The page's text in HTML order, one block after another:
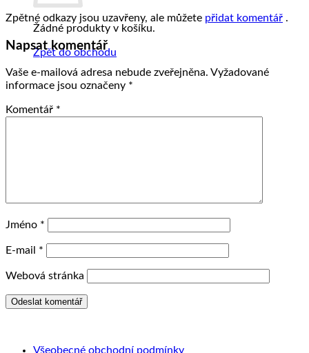
Žádné produkty v košíku.
Zpět do obchodu
Zpětné odkazy jsou uzavřeny, ale můžete přidat komentář .
Napsat komentář
Vaše e-mailová adresa nebude zveřejněna. Vyžadované
informace jsou označeny *
Komentář *
Jméno *
E-mail *
Webová stránka
Všeobecné obchodní podmínky